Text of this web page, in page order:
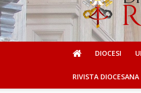
ROMA
DIOCESI
RIVISTA DIOCESANA